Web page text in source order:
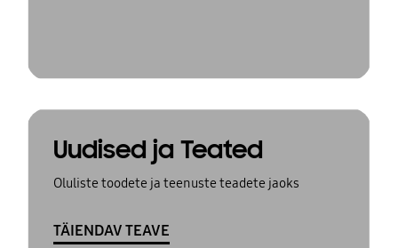
Uudised ja Teated
Oluliste toodete ja teenuste teadete jaoks
TÄIENDAV TEAVE